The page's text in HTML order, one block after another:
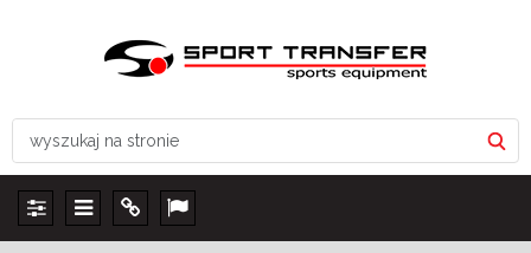
Panel Menu Info Lang